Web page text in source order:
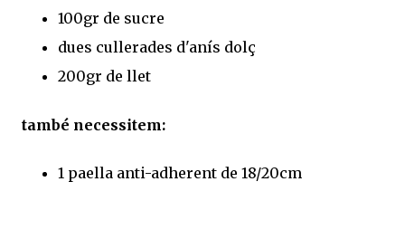
100gr de sucre
dues cullerades d'anís dolç
200gr de llet
també necessitem:
1 paella anti-adherent de 18/20cm